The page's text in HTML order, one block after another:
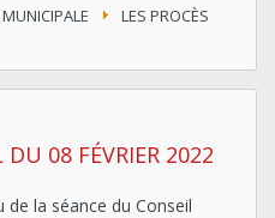
LES PROCÈS
08 FÉVRIER 2022
la séance du Conseil